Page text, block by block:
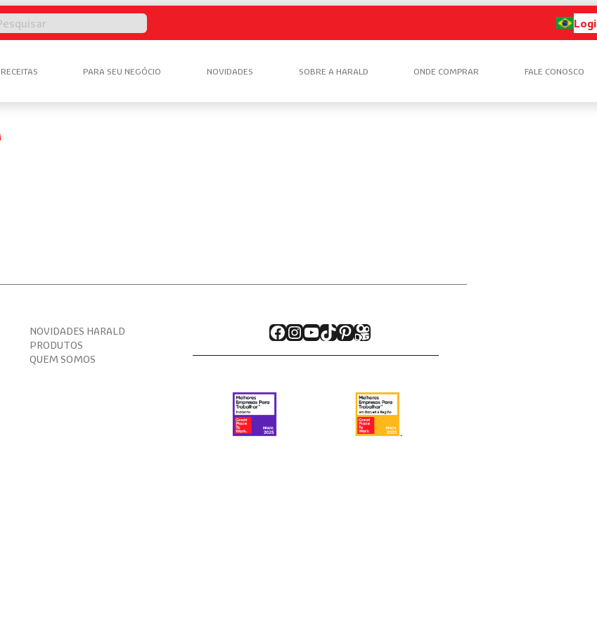
RECEITAS PARA SEU NEGÓCIO NOVIDADES SOBRE A HARALD ONDE COMPRAR FALE CONOSCO
NOVIDADES HARALD
PRODUTOS
QUEM SOMOS
Facebook
Instagram
Youtube
TikTok
Pinterest
Kwai